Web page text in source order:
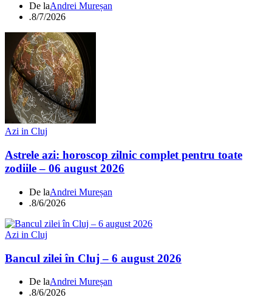
De laAndrei Mureșan
.8/7/2026
Azi in Cluj
Astrele azi: horoscop zilnic complet pentru toate
zodiile – 06 august 2026
De laAndrei Mureșan
.8/6/2026
Azi in Cluj
Bancul zilei în Cluj – 6 august 2026
De laAndrei Mureșan
.8/6/2026